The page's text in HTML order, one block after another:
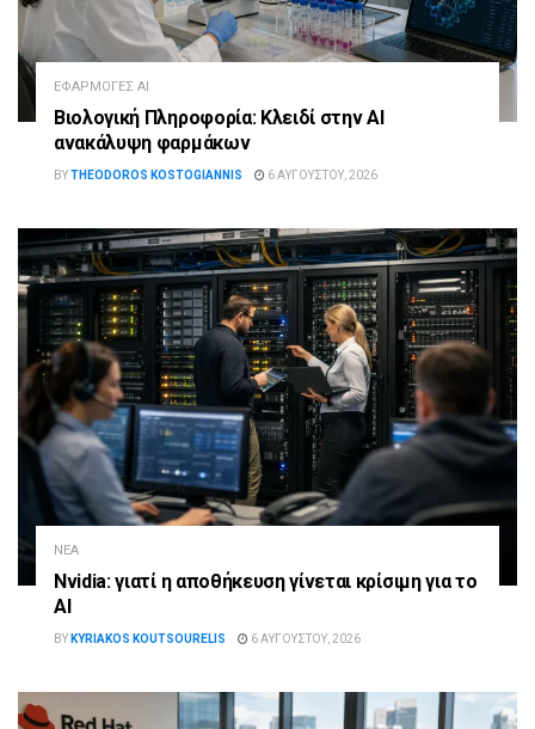
ΕΦΑΡΜΟΓΈΣ AI
Βιολογική Πληροφορία: Κλειδί στην AI
ανακάλυψη φαρμάκων
BYTHEODOROS KOSTOGIANNIS 6 ΑΥΓΟΎΣΤΟΥ, 2026
ΝΈΑ
Nvidia: γιατί η αποθήκευση γίνεται κρίσιμη για το
AI
BY KYRIAKOS KOUTSOURELIS 6 ΑΥΓΟΎΣΤΟΥ, 2026